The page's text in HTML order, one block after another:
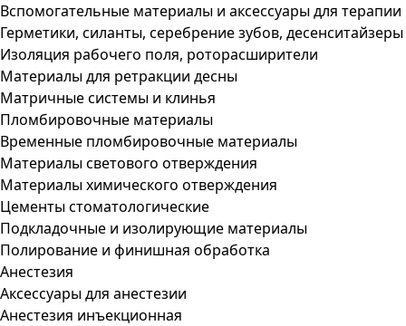
Вспомогательные материалы и аксессуары для терапии
Герметики, силанты, серебрение зубов, десенситайзеры
Изоляция рабочего поля, роторасширители
Материалы для ретракции десны
Матричные системы и клинья
Пломбировочные материалы
Временные пломбировочные материалы
Материалы светового отверждения
Материалы химического отверждения
Цементы стоматологические
Подкладочные и изолирующие материалы
Полирование и финишная обработка
Анестезия
Аксессуары для анестезии
Анестезия инъекционная